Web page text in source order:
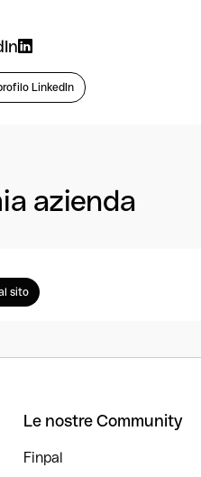
LinkedIn
azienda
sito
Le nostre Community
Finpal